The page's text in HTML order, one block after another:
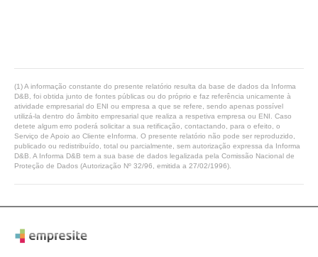
(1) A informação constante do presente relatório resulta da base de dados da Informa
D&B, foi obtida junto de fontes públicas ou do próprio e faz referência unicamente à
atividade empresarial do ENI ou empresa a que se refere, sendo apenas possível
utilizá-la dentro do âmbito empresarial que realiza a respetiva empresa ou ENI. Caso
detete algum erro poderá solicitar a sua retificação, contactando, para o efeito, o
Serviço de Apoio ao Cliente eInforma. O presente relatório não pode ser reproduzido,
publicado ou redistribuído, total ou parcialmente, sem autorização expressa da Informa
D&B. A Informa D&B tem a sua base de dados legalizada pela Comissão Nacional de
Proteção de Dados (Autorização Nº 32/96, emitida a 27/02/1996).